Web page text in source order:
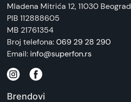
Mladena Mitrića 12, 11030 Beograd
PIB 112888605
MB 21761354
Broj telefona:069 29 28 290
Email: info@superfon.rs
Brendovi